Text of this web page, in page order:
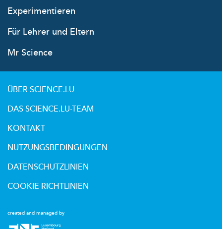
Experimentieren
Für Lehrer und Eltern
Mr Science
created and managed by
ÜBER SCIENCE.LU
DAS SCIENCE.LU-TEAM
KONTAKT
NUTZUNGSBEDINGUNGEN
DATENSCHUTZLINIEN
COOKIE RICHTLINIEN